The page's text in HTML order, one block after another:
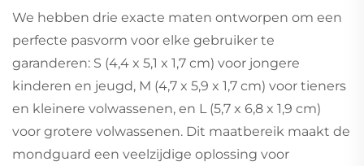
We hebben drie exacte maten ontworpen om een
perfecte pasvorm voor elke gebruiker te
garanderen: S (4,4 x 5,1 x 1,7 cm) voor jongere
kinderen en jeugd, M (4,7 x 5,9 x 1,7 cm) voor tieners
en kleinere volwassenen, en L (5,7 x 6,8 x 1,9 cm)
voor grotere volwassenen. Dit maatbereik maakt de
mondguard een veelzijdige oplossing voor